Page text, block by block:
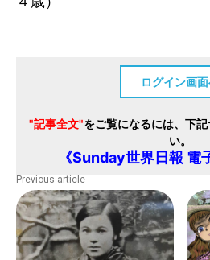
ログイン画
"記事全文"をご覧になるには、下
い。
《Sunday世界日報 電
Previous article